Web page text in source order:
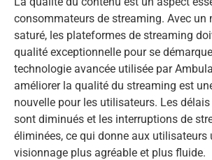
consommateurs de streaming. Avec un
saturé, les plateformes de streaming
qualité exceptionnelle pour se
technologie avancée utilisée par
améliorer la qualité du streaming est
nouvelle pour les utilisateurs. Les
sont diminués et les interruptions de
éliminées, ce qui donne aux utilisateurs
visionnage plus agréable et plus fluide.